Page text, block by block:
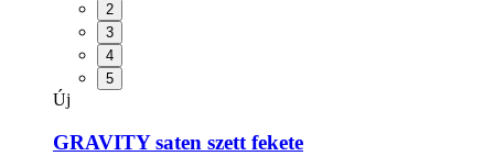
2
3
4
5
Új
GRAVITY saten szett fekete